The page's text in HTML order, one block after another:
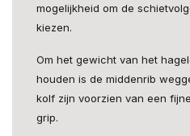
mogelijkheid om de
kiezen.
Om het gewicht van het
houden is de middenrib
kolf zijn voorzien van een
grip.